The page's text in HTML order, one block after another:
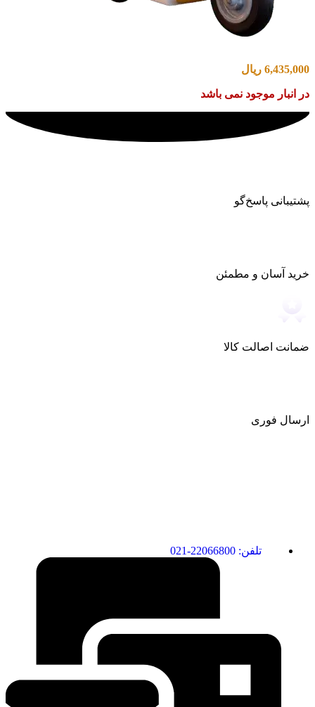
6,435,000 ریال
در انبار موجود نمی باشد
پشتیبانی پاسخ‌گو
خرید آسان و مطمئن
ضمانت اصالت کالا
ارسال فوری
تلفن: 22066800-021